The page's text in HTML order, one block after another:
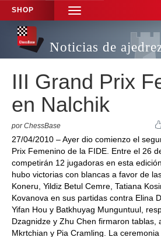
SHOP
TOGGLE
NAVIGATION
Noticias de
III Grand Prix
en Nalchik
por ChessBase
27/04/2010 – Ayer dio comienzo el
Prix Femenino de la FIDE. Entre el 26
competirán 12 jugadoras en esta
hubo victorias con blancas a favor de
Koneru, Yildiz Betul Cemre, Tatiana
Kovanova en sus partidas contra Elina
Yifan Hou y Batkhuyag Munguntuul,
Dzagnidze y Zhu Chen firmaron tablas,
Mkrtchian y Pia Cramling. La